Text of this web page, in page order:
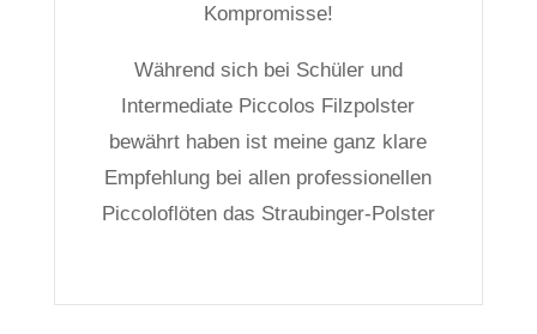
Kompromisse!
Während sich bei Schüler und
Intermediate Piccolos Filzpolster
bewährt haben ist meine ganz klare
Empfehlung bei allen professionellen
Piccoloflöten das Straubinger-Polster